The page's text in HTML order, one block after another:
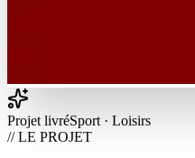
Projet livréSport · Loisirs
// LE PROJET